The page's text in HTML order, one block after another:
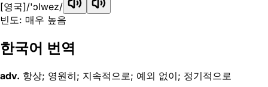
[영국]/'ɔlwez/
빈도: 매우 높음
한국어 번역
adv. 항상; 영원히; 지속적으로; 예외 없이; 정기적으로